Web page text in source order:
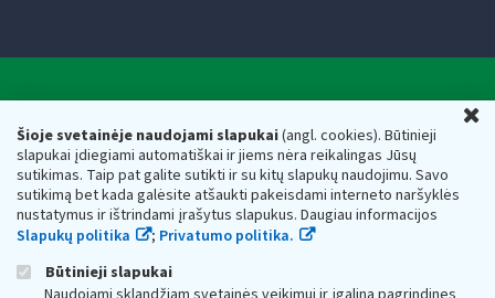
Šioje svetainėje naudojami slapukai(angl. cookies). Būtinieji
slapukai įdiegiami automatiškai ir jiems nėra reikalingas Jūsų
sutikimas. Taip pat galite sutikti ir su kitų slapukų naudojimu. Savo
sutikimą bet kada galėsite atšaukti pakeisdami interneto naršyklės
nustatymus ir ištrindami įrašytus slapukus. Daugiau informacijos
Slapukų politika
; Privatumo politika.
Būtinieji slapukai
Respublikos finansų ministerijos
Biudžetinė įstaiga. Juridinio asmens kodas — 188659752,
adresas: Vasario 16-osios g. 14, 01107 Vilnius, Lietuva, el.paštas:
vmi@vmi.lt, E. pristatymo dėžutės adresas 188659752
Duomenys apie Valstybinę mokesčių inspekciją prie Lietuvos
Respublikos finansų ministerijos kaupiami ir saugomi Juridinių